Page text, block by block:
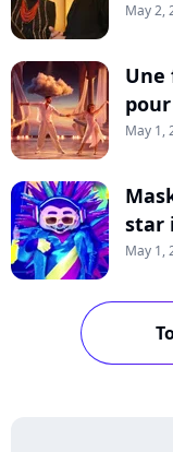
May 2,
Une
May 1,
star
May 1,